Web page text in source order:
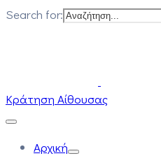
Search for:
Κράτηση Αίθουσας
Αρχική